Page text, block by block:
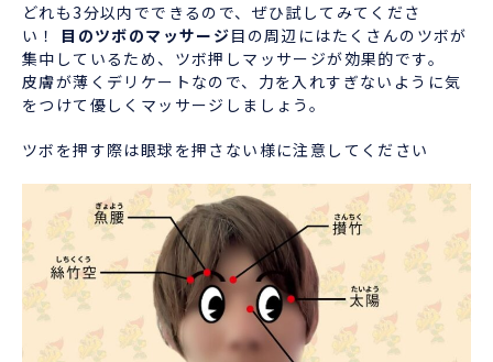
どれも3分以内でできるので、ぜひ試してみてくださ
い！
目のツボのマッサージ目の周辺にはたくさんのツボが
集中しているため、ツボ押しマッサージが効果的です。
皮膚が薄くデリケートなので、力を入れすぎないように気
をつけて優しくマッサージしましょう。
ツボを押す際は眼球を押さない様に注意してください